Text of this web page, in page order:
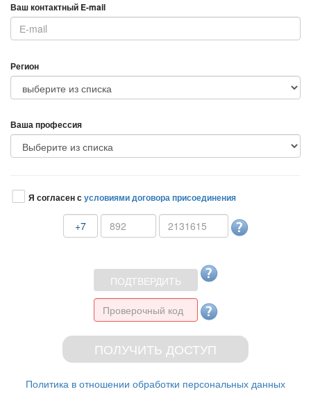
аш контактный E-mail
Регион
аша профессия
Я согласен сусловиями договора присоединения
+7
Политика в отношении обработки персональных данных